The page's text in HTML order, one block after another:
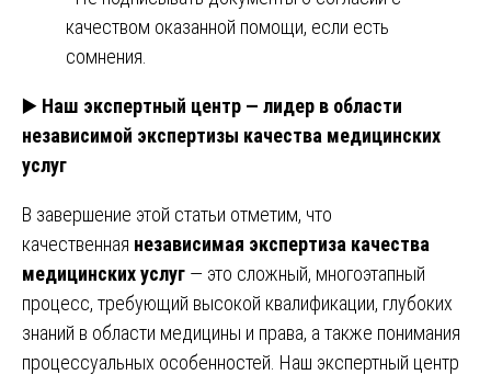
качеством оказанной помощи, если есть
сомнения.
▶️ Наш экспертный центр — лидер в области
независимой экспертизы качества медицинских
услуг
В завершение этой статьи отметим, что
качественная независимая экспертиза качества
медицинских услуг — это сложный, многоэтапный
процесс, требующий высокой квалификации, глубоких
знаний в области медицины и права, а также понимания
процессуальных особенностей. Наш экспертный центр